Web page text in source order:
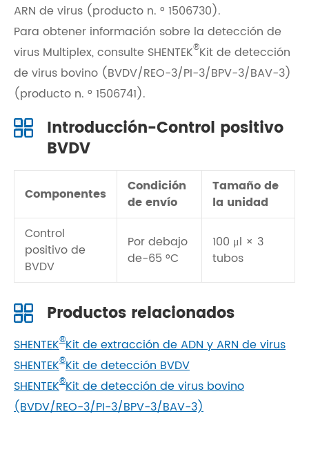
ARN de virus (producto n. ° 1506730).
Para obtener información sobre la detección de
virus Multiplex, consulte SHENTEK®Kit de detección
de virus bovino (BVDV/REO-3/PI-3/BPV-3/BAV-3)
(producto n. ° 1506741).
Introducción-Control positivo
BVDV
Componentes
Condición
de envío
Tamaño de
la unidad
Control
positivo de
BVDV
Por debajo
de-65 °C
100 μl × 3
tubos
Productos relacionados
SHENTEK®Kit de extracción de ADN y ARN de virus
SHENTEK®Kit de detección BVDV
SHENTEK®Kit de detección de virus bovino
(BVDV/REO-3/PI-3/BPV-3/BAV-3)